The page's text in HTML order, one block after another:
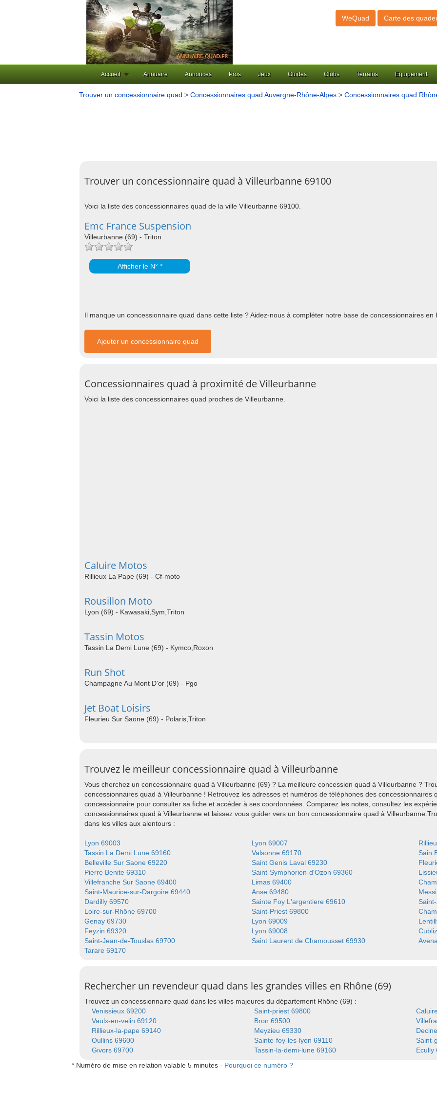
WeQuad Carte des
Accueil Annuaire Annonces Pros Jeux Guides Clubs Terrains Equipement
Trouver un concessionnaire quad > Concessionnaires quad Auvergne-Rhône-Alpes > Concessionnaires quad
Trouver un concessionnaire quad à Villeurbanne 69100
Voici la liste des concessionnaires quad de la ville Villeurbanne 69100.
Emc France Suspension
Villeurbanne (69) - Triton
Afficher le N° *
Il manque un concessionnaire quad dans cette liste ? Aidez-nous à compléter notre base de concessionnaires en
Ajouter un concessionnaire quad
Concessionnaires quad à proximité de Villeurbanne
Voici la liste des concessionnaires quad proches de Villeurbanne.
Caluire Motos
Rillieux La Pape (69) - Cf-moto
Rousillon Moto
Lyon (69) - Kawasaki,Sym,Triton
Tassin Motos
Tassin La Demi Lune (69) - Kymco,Roxon
Run Shot
Champagne Au Mont D'or (69) - Pgo
Jet Boat Loisirs
Fleurieu Sur Saone (69) - Polaris,Triton
Trouvez le meilleur concessionnaire quad à Villeurbanne
Vous cherchez un concessionnaire quad à Villeurbanne (69) ? La meilleure concession quad à Villeurbanne ?
concessionnaires quad à Villeurbanne ! Retrouvez les adresses et numéros de téléphones des concessionnaires
concessionnaire pour consulter sa fiche et accéder à ses coordonnées. Comparez les notes, consultez les
concessionnaires quad à Villeurbanne et laissez vous guider vers un bon concessionnaire quad à
dans les villes aux alentours :
Lyon 69003 Lyon 69007
Tassin La Demi Lune 69160
Valsonne 69170
Sain
Belleville Sur Saone 69220
Saint Genis Laval 69230
Pierre Benite 69310
Saint-Symphorien-d'Ozon 69360
Villefranche Sur Saone 69400
Limas 69400
Saint-Maurice-sur-Dargoire 69440
Anse 69480
Dardilly 69570
Sainte Foy L'argentiere 69610
Loire-sur-Rhône 69700
Saint-Priest 69800
Genay 69730
Lyon 69009
Feyzin 69320
Lyon 69008
Saint-Jean-de-Touslas 69700
Saint Laurent de Chamousset 69930
Tarare 69170
Rechercher un revendeur quad dans les grandes villes en Rhône (69)
Trouvez un concessionnaire quad dans les villes majeures du département Rhône (69) :
Venissieux 69200
Saint-priest 69800
Vaulx-en-velin 69120
Bron 69500
Rillieux-la-pape 69140
Meyzieu 69330
Oullins 69600
Sainte-foy-les-lyon 69110
Saint-
Givors 69700
Tassin-la-demi-lune 69160
Ecully
* Numéro de mise en relation valable 5 minutes - Pourquoi ce numéro ?